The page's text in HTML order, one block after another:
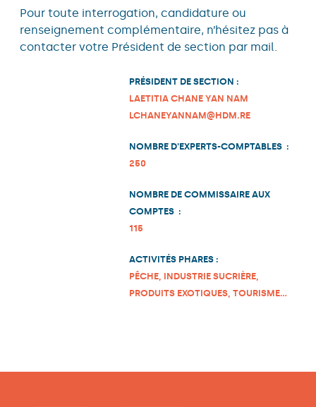
Pour toute interrogation, candidature ou
renseignement complémentaire, n’hésitez pas à
contacter votre Président de section par mail.
PRÉSIDENT DE SECTION :
LAETITIA CHANE YAN NAM
LCHANEYANNAM@HDM.RE
NOMBRE D'EXPERTS-COMPTABLES :
250
NOMBRE DE COMMISSAIRE AUX
COMPTES :
115
ACTIVITÉS PHARES :
PÊCHE, INDUSTRIE SUCRIÈRE,
PRODUITS EXOTIQUES, TOURISME…